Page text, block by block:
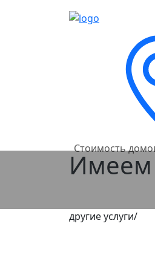
Стоимость
Имеем
другие услуги/